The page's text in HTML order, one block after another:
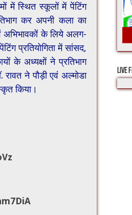
में स्थित स्कूलों में पेंटिंग
कर अपनी कला का
अभिभावकों के लिये अलग-
प्रतियोगिता में सांसद,
के अध्यक्षों ने प्रतिभाग
ने पौड़ी एवं अल्मोडा
किया।
LIVE